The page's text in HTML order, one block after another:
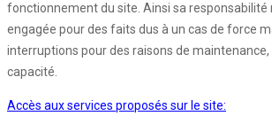
fonctionnement du site. Ainsi sa responsabilité
engagée pour des faits dus à un cas de force
interruptions pour des raisons de maintenance,
capacité.
Accès aux services proposés sur le site: